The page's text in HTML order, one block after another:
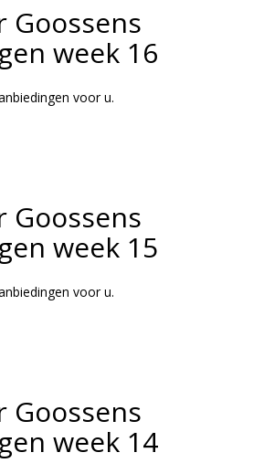
Goossens
week 16
voor u.
Goossens
week 15
voor u.
Goossens
week 14